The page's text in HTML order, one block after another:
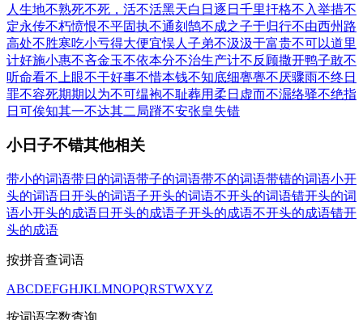
人生地不熟死不死，活不活黑天白日 逐日千里扞格不入举措不
定永传不朽愤恨不平固执不通刻鹄不成之子于归行不由西州路
高处不胜寒吃小亏得大便宜悮人子弟不汲汲于富贵不可以道里
计好施小惠不吝金玉不依本分不治生产计不反顾撒开鸭子敢不
听命看不上眼不干好事不惜本钱不知底细亹亹不厌骤雨不终日
罪不容死期期以为不可缊袍不耻葬用柔日 虚而不淈络驿不绝指
日可俟知其一不达其二 局蹐不安张皇失错
小日子不错其他相关
带小的词语带日的词语带子的词语带不的词语带错的词语小开
头的词语日开头的词语子开头的词语不开头的词语错开头的词
语小开头的成语日开头的成语子开头的成语不开头的成语错开
头的成语
按拼音查词语
ABCDEFGHJKLMNOPQRSTWXYZ